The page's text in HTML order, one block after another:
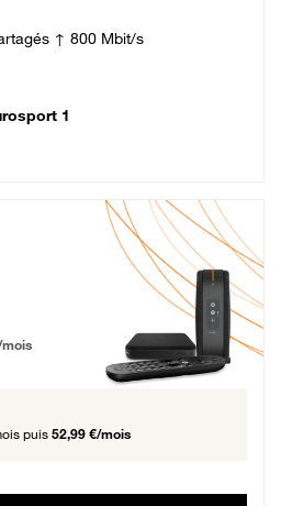
↑ 800 Mbit/s
1
puis 57,99 € par mois, Engagement 12 mois
mois
puis 52,99 €/mois